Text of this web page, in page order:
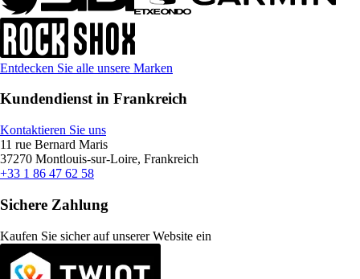
Entdecken Sie alle unsere Marken
Kundendienst in Frankreich
Kontaktieren Sie uns
11 rue Bernard Maris
37270 Montlouis-sur-Loire, Frankreich
+33 1 86 47 62 58
Sichere Zahlung
Kaufen Sie sicher auf unserer Website ein